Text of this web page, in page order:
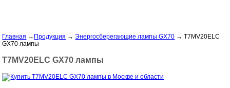
Главная → Продукция →Энергосберегающие лампы GX70 →T7MV20ELC
GX70 лампы
T7MV20ELC GX70 лампы